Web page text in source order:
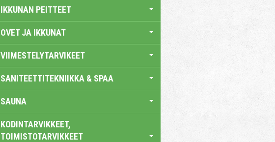
IKKUNAN PEITTEET
OVET JA IKKUNAT
VIIMESTELYTARVIKEET
SANITEETTITEKNIIKKA & SPAA
SAUNA
KODINTARVIKKEET,
TOIMISTOTARVIKKEET